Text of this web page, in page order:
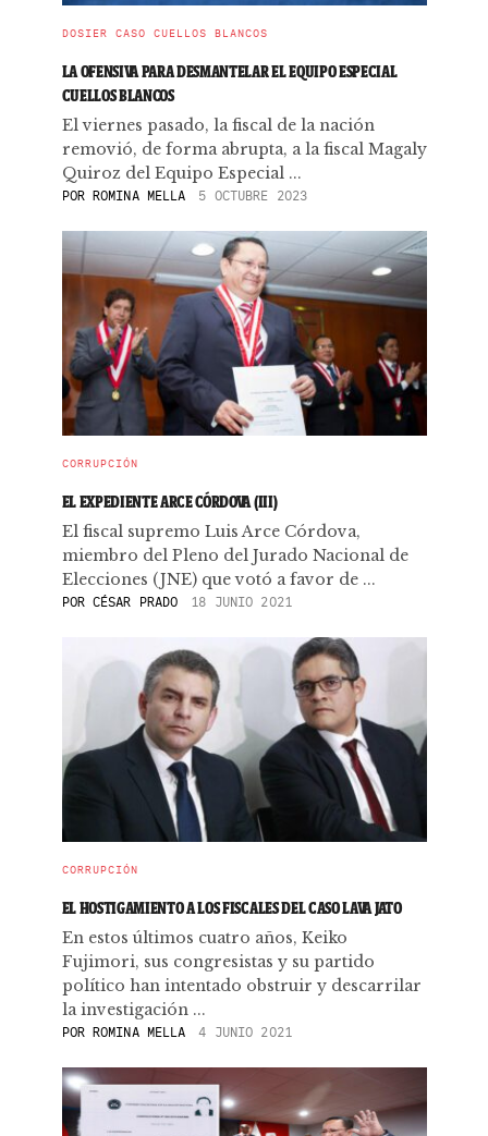
DOSIER CASO CUELLOS BLANCOS
LA OFENSIVA PARA DESMANTELAR EL EQUIPO ESPECIAL
CUELLOS BLANCOS
El viernes pasado, la fiscal de la nación
removió, de forma abrupta, a la fiscal Magaly
Quiroz del Equipo Especial ...
POR ROMINA MELLA 5 OCTUBRE 2023
CORRUPCIÓN
EL EXPEDIENTE ARCE CÓRDOVA (III)
El fiscal supremo Luis Arce Córdova,
miembro del Pleno del Jurado Nacional de
Elecciones (JNE) que votó a favor de ...
PORCÉSAR PRADO 18 JUNIO 2021
CORRUPCIÓN
EL HOSTIGAMIENTO A LOS FISCALES DEL CASO LAVA JATO
En estos últimos cuatro años, Keiko
Fujimori, sus congresistas y su partido
político han intentado obstruir y descarrilar
la investigación ...
POR ROMINA MELLA 4 JUNIO 2021